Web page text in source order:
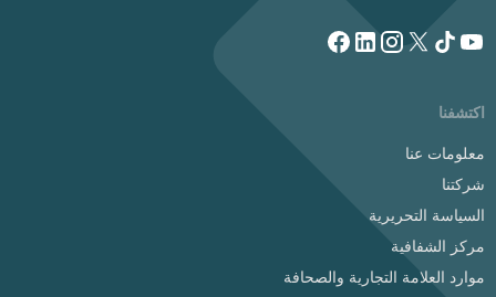
اكتشفنا
معلومات عنا
شركتنا
السياسة التحريرية
مركز الشفافية
موارد العلامة التجارية والصحافة